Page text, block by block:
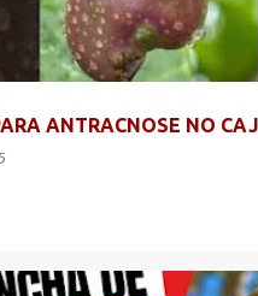
ANTRACNOSE NO